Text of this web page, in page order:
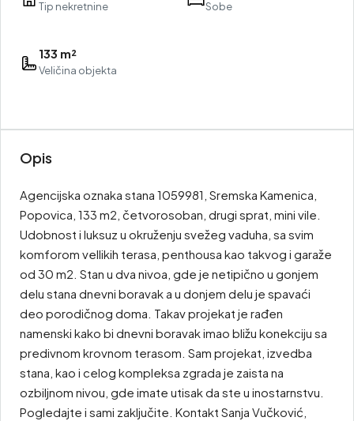
Tip nekretnine Sobe
133 m²
Veličina objekta
Opis
Agencijska oznaka stana 1059981, Sremska Kamenica,
Popovica, 133 m2, četvorosoban, drugi sprat, mini vile.
Udobnost i luksuz u okruženju svežeg vaduha, sa svim
komforom vellikih terasa, penthousa kao takvog i garaže
od 30 m2. Stan u dva nivoa, gde je netipično u gonjem
delu stana dnevni boravak a u donjem delu je spavaći
deo porodičnog doma. Takav projekat je rađen
namenski kako bi dnevni boravak imao bližu konekciju sa
predivnom krovnom terasom. Sam projekat, izvedba
stana, kao i celog kompleksa zgrada je zaista na
ozbiljnom nivou, gde imate utisak da ste u inostarnstvu.
Pogledajte i sami zaključite. Kontakt Sanja Vučković,